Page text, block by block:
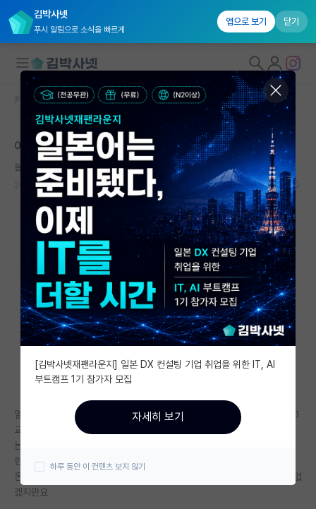
김박사넷
푸시 알림으로 소식을 빠르게
앱으로 보기 닫기
대학원생 모집
국내대학원 정보
연구실&오픈랩
커뮤니티
커뮤니티 홈
전체글보기
베스트 게시판
IF 명예의전당
자유 게시판(아무개랩)
미국 유학 게시판
미국 대학원 합격 후기 게시판
대학원생 모집 게시판
연구실(PI) 홍보 게시판
커뮤니티 홈 자유 게시판(아무개랩)
여기는 마음이 아픈 사람들이 참 많네요
놀란 아르키메데스
2026.05.21 17 1600
열등감과 자격지심, 잘나가는 사람들에 대한 질투가 굉장합니다 리젝당하고
교수님한테 깨지고 심술과 악만 남은것 같애요
논리를 가장한 악의, 비판을 가장한 욕설, 이성을 가장한 감정, 합리를 가장
한 자기방어
온갖 인간군상이 여기 다 있네요 물론 대부분의 눈팅하시는 분들과는 관련없
겠지만요
[김박사넷재팬라운지] 일본 DX 컨설팅 기업 취업을 위한 IT, AI
부트캠프 1기 참가자 모집
자세히 보기
하루 동안 이 컨텐츠 보지 않기